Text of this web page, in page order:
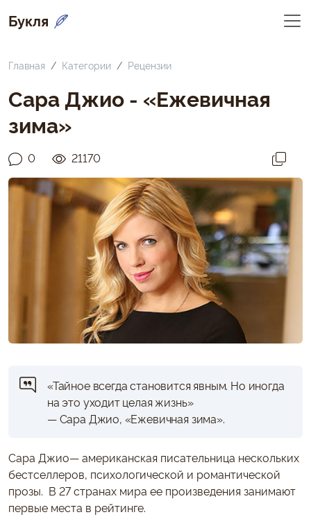
Букля
Главная Категории Рецензии
Сара Джио - «Ежевичная
зима»
0 21170
«Тайное всегда становится явным. Но иногда
на это уходит целая жизнь»
— Сара Джио, «Ежевичная зима».
Сара Джио— американская писательница нескольких
бестселлеров, психологической и романтической
прозы. В 27 странах мира ее произведения занимают
первые места в рейтинге.